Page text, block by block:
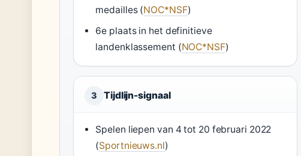
medailles (NOC*NSF)
6e plaats in het definitieve
landenklassement (NOC*NSF)
3 Tijdlijn-signaal
Spelen liepen van 4 tot 20 februari 2022
(Sportnieuws.nl)